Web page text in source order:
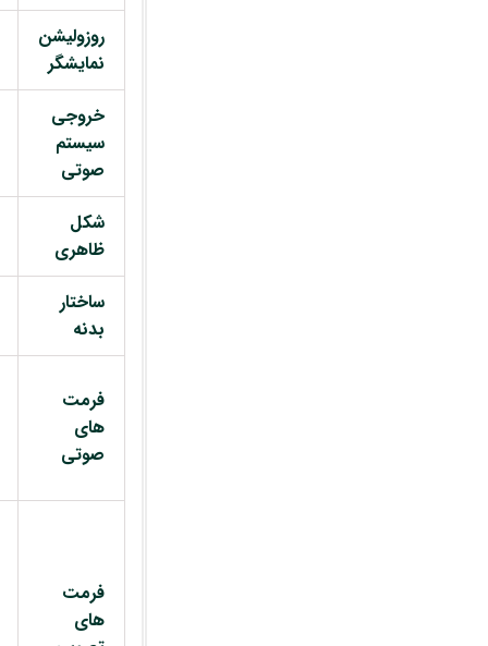
روزولیشن
نمایشگر
خروجی
سیستم
صوتی
شکل
ظاهری
ساختار
بدنه
فرمت
های
صوتی
فرمت
های